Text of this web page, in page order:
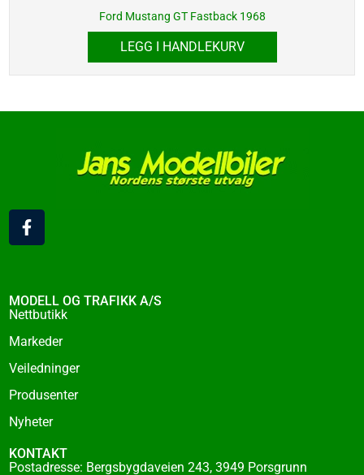
Ford Mustang GT Fastback 1968
LEGG I HANDLEKURV
F
a
c
o
o
-
f
MODELL OG TRAFIKK A/S
Nettbutikk
Markeder
Veiledninger
Produsenter
Nyheter
KONTAKT
Postadresse: Bergsbygdaveien 243, 3949 Porsgrunn